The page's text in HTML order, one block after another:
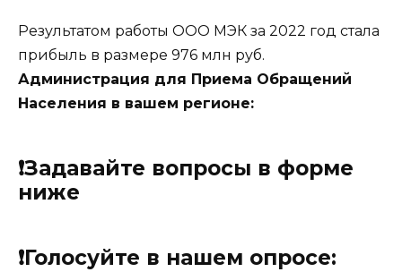
Результатом работы ООО МЭК за 2022 год стала
прибыль в размере 976 млн руб.
Администрация для Приема Обращений
Населения в вашем регионе:
❗Задавайте вопросы в форме
ниже
❗Голосуйте в нашем опросе: